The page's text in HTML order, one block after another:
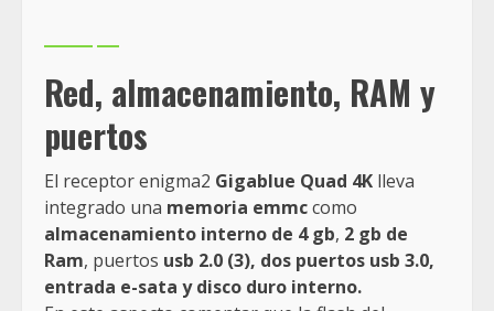
Red, almacenamiento, RAM y
puertos
El receptor enigma2 Gigablue Quad 4K lleva
integrado una memoria emmccomo
almacenamiento interno de 4 gb, 2 gb de
Ram, puertos usb 2.0 (3), dos puertos usb 3.0,
entrada e-sata y disco duro interno.